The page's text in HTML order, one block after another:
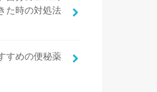
た時の対処法
すめの便秘薬